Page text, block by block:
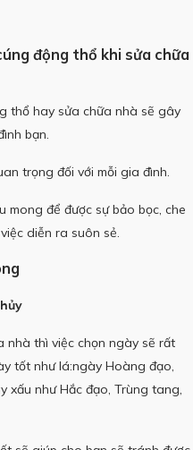
động thổ khi sửa chữa
thổ hay sửa chữa nhà sẽ gây
bạn.
trọng đối với mỗi gia đình.
để được sự bảo bọc, che
diễn ra suôn sẻ.
nhà thì việc chọn ngày sẽ rất
tốt như lá:ngày Hoàng đạo,
xấu như Hắc đạo, Trùng tang,